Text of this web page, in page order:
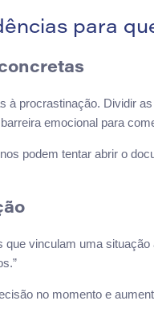
para
à procrastinação. Dividir
emocional para
podem tentar abrir o
vinculam uma
no momento e